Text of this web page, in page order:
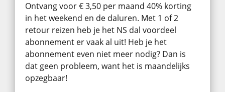
Ontvang voor € 3,50 per maand 40% korting
in het weekend en de daluren. Met 1 of 2
retour reizen heb je het NS dal voordeel
abonnement er vaak al uit! Heb je het
abonnement even niet meer nodig? Dan is
dat geen probleem, want het is maandelijks
opzegbaar!